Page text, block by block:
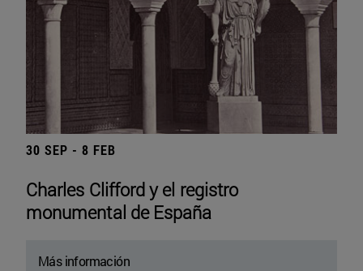
30 SEP - 8 FEB
Charles Clifford y el registro
monumental de España
Más información